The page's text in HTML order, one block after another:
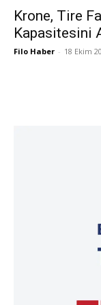
Krone, Tire
Kapasitesini
Filo Haber - 18 Ekim